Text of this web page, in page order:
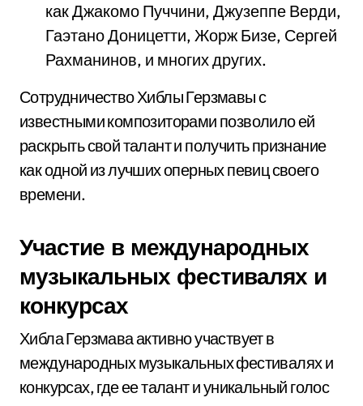
как Джакомо Пуччини, Джузеппе Верди,
Гаэтано Доницетти, Жорж Бизе, Сергей
Рахманинов, и многих других.
Сотрудничество Хиблы Герзмавы с
известными композиторами позволило ей
раскрыть свой талант и получить признание
как одной из лучших оперных певиц своего
времени.
Участие в международных
музыкальных фестивалях и
конкурсах
Хибла Герзмава активно участвует в
международных музыкальных фестивалях и
конкурсах, где ее талант и уникальный голос